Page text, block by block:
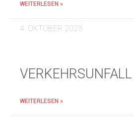
WEITERLESEN »
4. OKTOBER 2023
VERKEHRSUNFALL
WEITERLESEN »